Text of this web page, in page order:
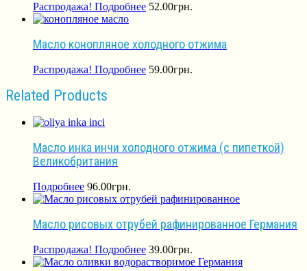
Распродажа! Подробнее 52.00грн.
Масло конопляное холодного отжима
Распродажа! Подробнее 59.00грн.
Related Products
Масло инка инчи холодного отжима (с пипеткой)
Великобритания
Подробнее 96.00грн.
Масло рисовых отрубей рафинированное Германия
Распродажа! Подробнее 39.00грн.